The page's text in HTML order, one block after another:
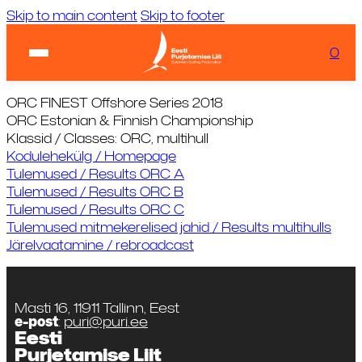
Skip to main contentSkip to footer
Tuul:Laadimas...
0
ORC FINEST Offshore Series 2018
ORC Estonian & Finnish Championship
Klassid / Classes: ORC, multihull
Kodulehekülg / Homepage
Tulemused / Results ORC A
Tulemused / Results ORC B
Tulemused / Results ORC C
Tulemused mitmekerelised jahid / Results multihulls
Järelvaatamine / rebroadcast
Masti 16, 11911 Tallinn, Eest
e-post: puri@puri.ee
Eesti
Purjetamise Liit